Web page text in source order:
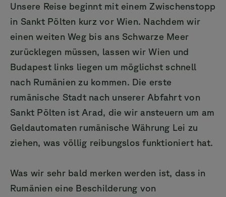
Unsere Reise beginnt mit einem Zwischenstopp
in Sankt Pölten kurz vor Wien. Nachdem wir
einen weiten Weg bis ans Schwarze Meer
zurücklegen müssen, lassen wir Wien und
Budapest links liegen um möglichst schnell
nach Rumänien zu kommen. Die erste
rumänische Stadt nach unserer Abfahrt von
Sankt Pölten ist Arad, die wir ansteuern um am
Geldautomaten rumänische Währung Lei zu
ziehen, was völlig reibungslos funktioniert hat.
Was wir sehr bald merken werden ist, dass in
Rumänien eine Beschilderung von